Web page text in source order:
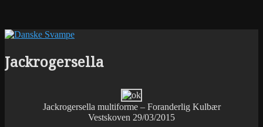
Jackrogersella
Jackrogersella multiforme – Foranderlig Kulbær
Vestskoven 29/03/2015